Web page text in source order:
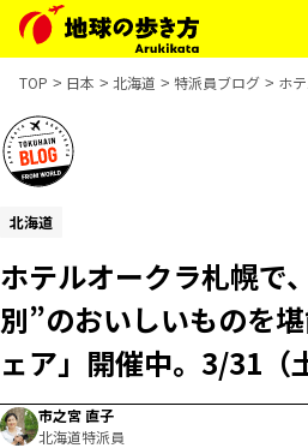
TOP 日本 北海道 特派員ブログ ホ
北海道
ホテルオークラ札幌で
別”のおいしいものを
ェア」開催中。3/31（
市之宮 直子
北海道特派員